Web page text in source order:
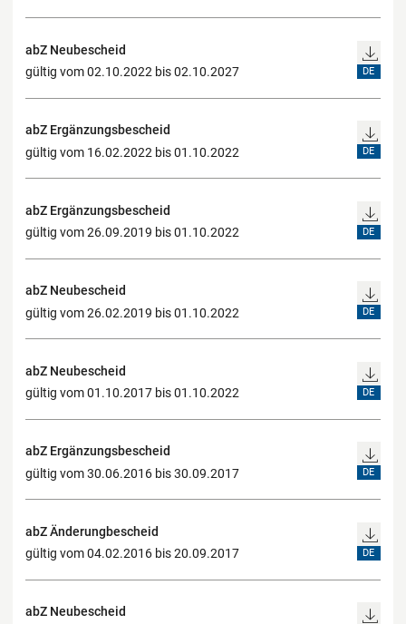
abZ Neubescheid
gültig vom 02.10.2022 bis 02.10.2027
DE
abZ Ergänzungsbescheid
gültig vom 16.02.2022 bis 01.10.2022
DE
abZ Ergänzungsbescheid
gültig vom 26.09.2019 bis 01.10.2022
DE
abZ Neubescheid
gültig vom 26.02.2019 bis 01.10.2022
DE
abZ Neubescheid
gültig vom 01.10.2017 bis 01.10.2022
DE
abZ Ergänzungsbescheid
gültig vom 30.06.2016 bis 30.09.2017
DE
abZ Änderungbescheid
gültig vom 04.02.2016 bis 20.09.2017
DE
abZ Neubescheid